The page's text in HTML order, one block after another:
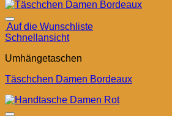
Auf die Wunschliste
Schnellansicht
Umhängetaschen
Täschchen Damen Bordeaux